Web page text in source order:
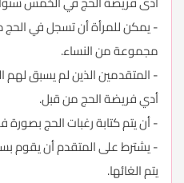
- يمكن للمرأة أن تسجل في
مجموعة من النساء.
- المتقدمين الذين لم يسبق
أدي فريضة الحج من قبل.
- أن يتم كتابة رغبات الحج بصورة
- يشترط على المتقدم أن يقوم
يتم الغائها.